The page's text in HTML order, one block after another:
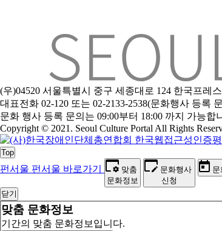
(우)04520 서울특별시 중구 세종대로 124 한국프레
대표전화 02-120 또는 02-2133-2538(문화행사 등록
문화 행사 등록 문의는 09:00부터 18:00 까지 가능합
Copyright © 2021. Seoul Culture Portal All Rights
Top
펀서울 펀서울 바로가기
맞춤
문화정보
문화행사
신청
문
닫기
맞춤 문화정보
기간의 맞춤 문화정보입니다.